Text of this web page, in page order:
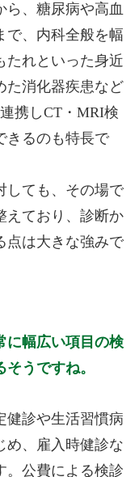
ら、糖尿病や高血
で、内科全般を幅
たれといった身近
た消化器疾患など
携しCT・MRI検
きるのも特長で
しても、その場で
えており、診断か
点は大きな強みで
に幅広い項目の検
うですね。
健診や生活習慣病
め、雇入時健診な
。公費による検診